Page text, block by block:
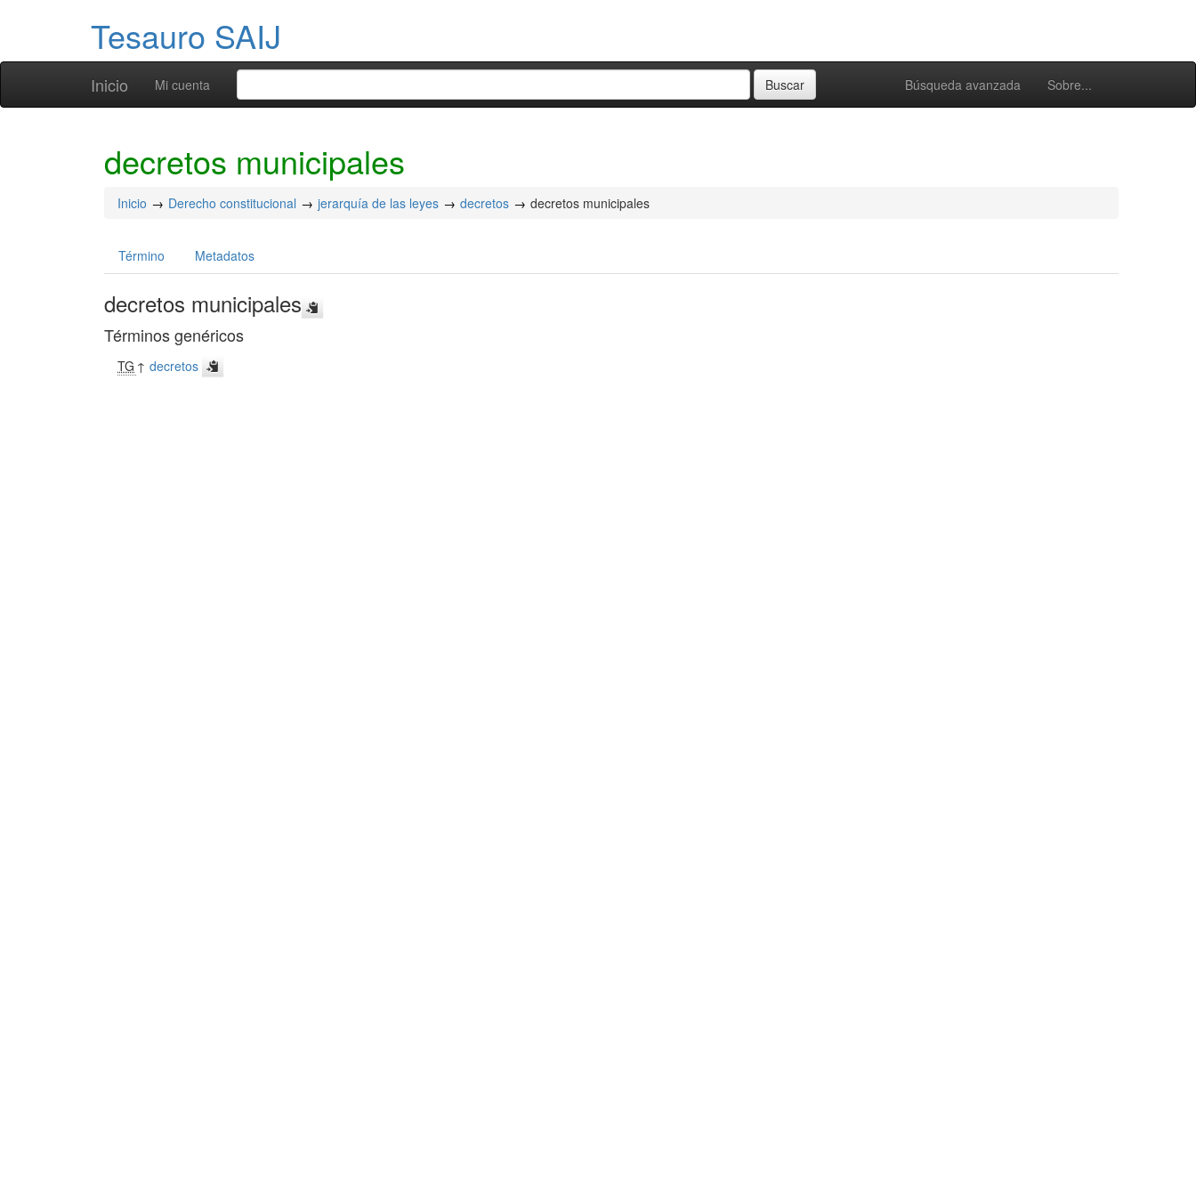
Tesauro SAIJ
Inicio Búsqueda avanzada Sobre...
Mi cuenta
decretos municipales
Inicio Derecho constitucional jerarquía de las leyes decretos decretos municipales
Término Metadatos
decretos municipales
Términos genéricos
TG ↑decretos